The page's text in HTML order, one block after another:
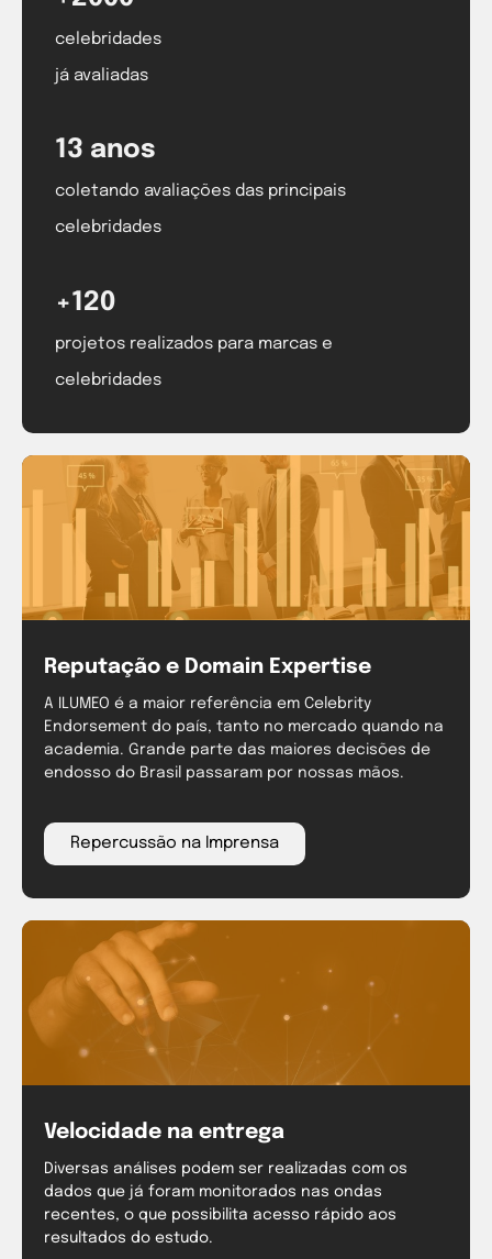
celebridades
já avaliadas
13 anos
coletando avaliações das principais
celebridades
+120
projetos realizados para marcas e
celebridades
Reputação e Domain Expertise
A ILUMEO é a maior referência em Celebrity
Endorsement do país, tanto no mercado quando na
academia. Grande parte das maiores decisões de
endosso do Brasil passaram por nossas mãos.
Repercussão na Imprensa
Velocidade na entrega
Diversas análises podem ser realizadas com os
dados que já foram monitorados nas ondas
recentes, o que possibilita acesso rápido aos
resultados do estudo.